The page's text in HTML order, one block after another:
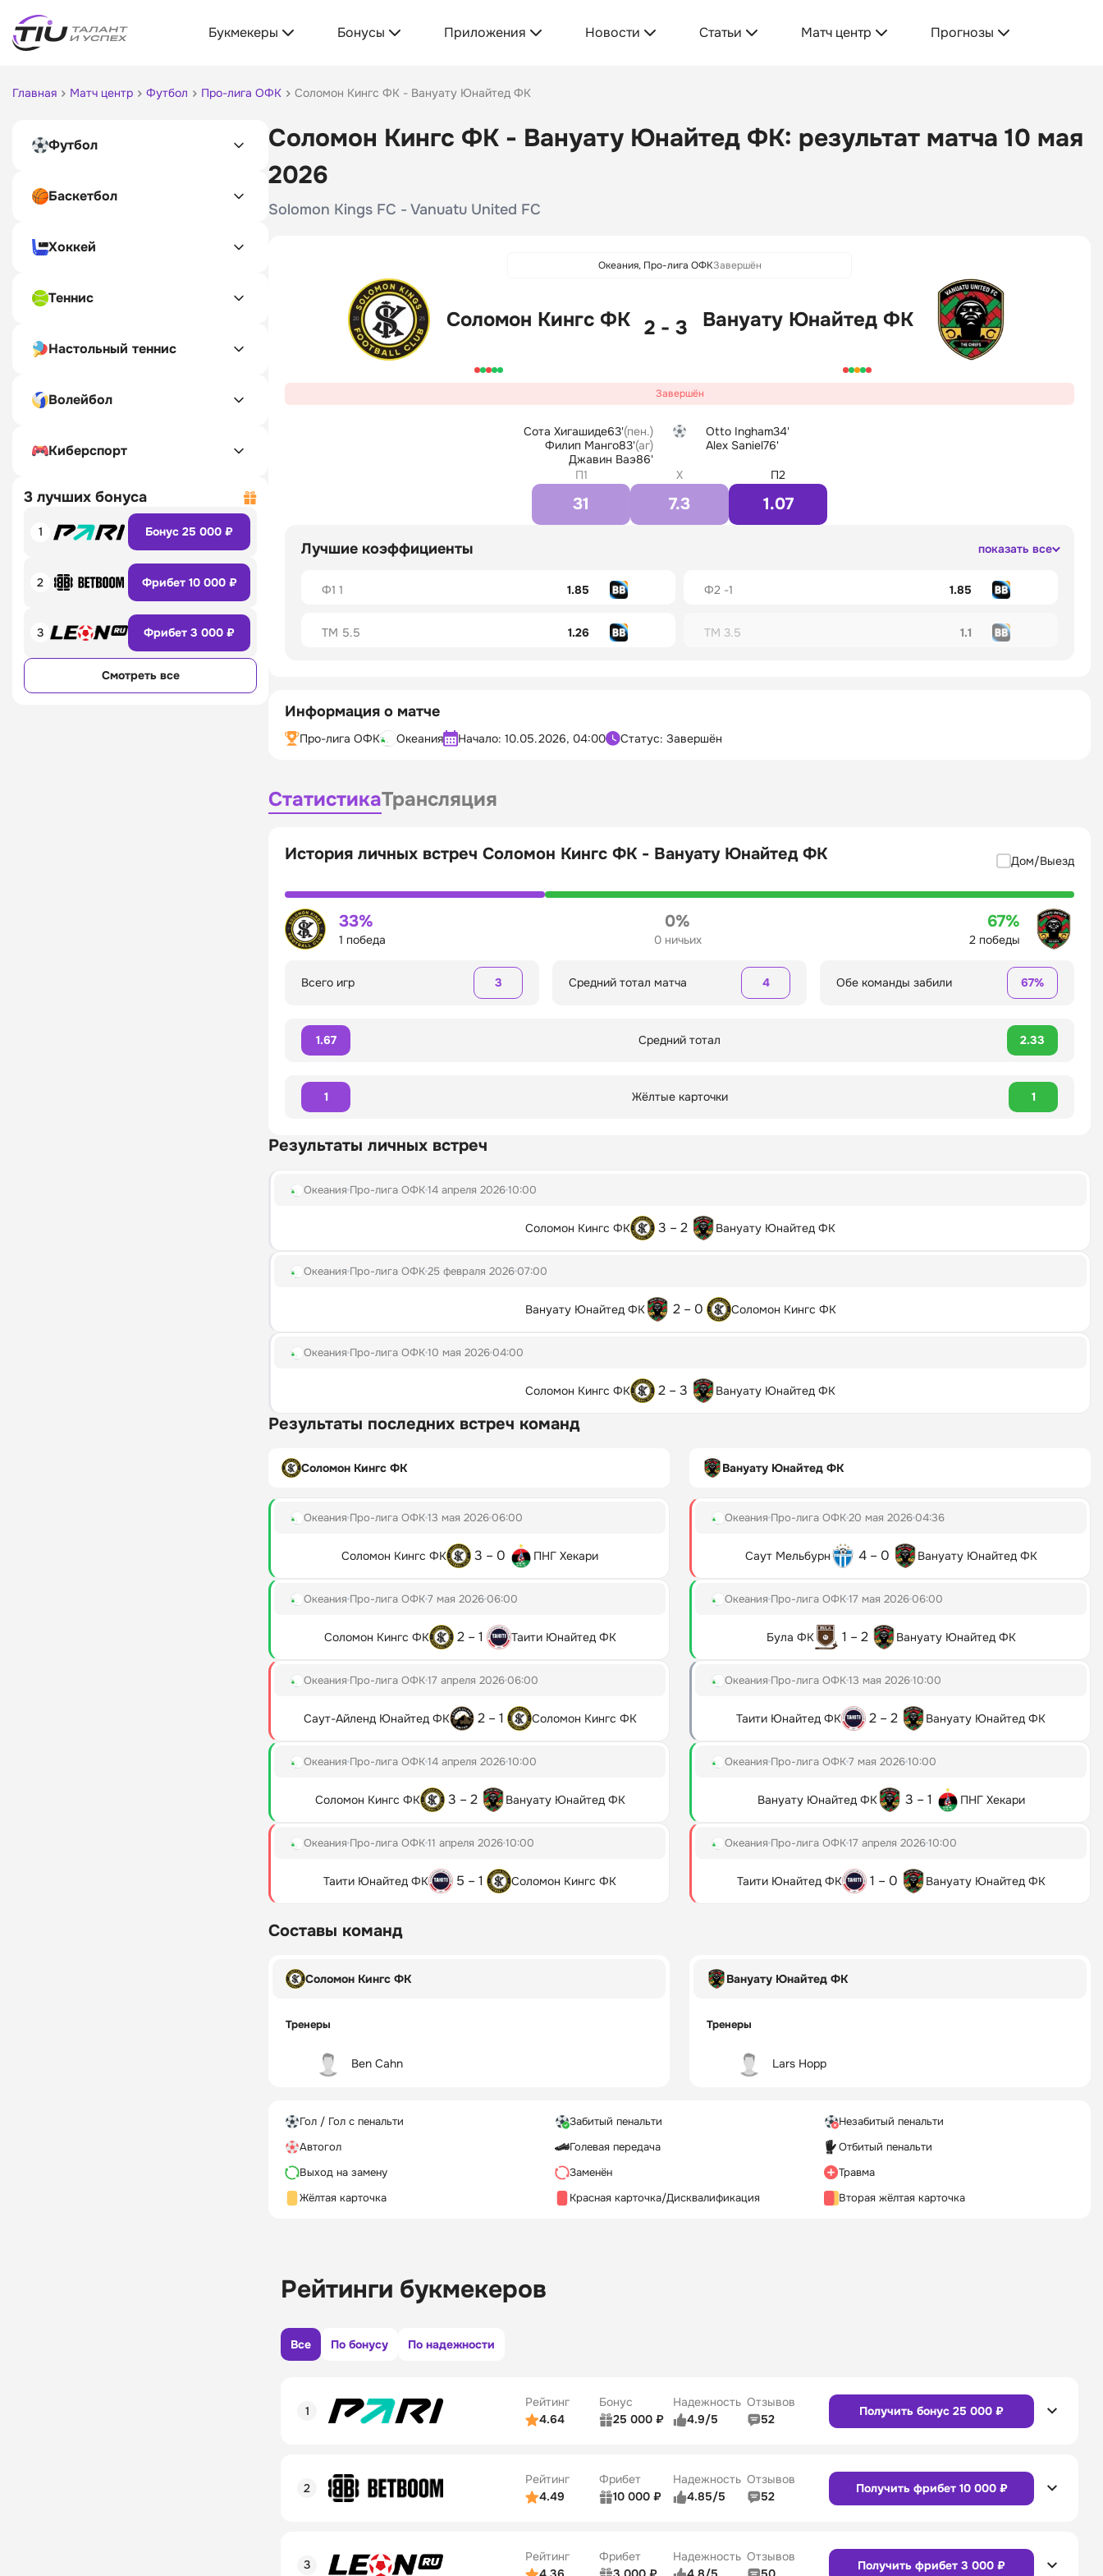
Букмекеры Бонусы Приложения Новости Статьи Матч центр Прогнозы
Главная Матч центр Футбол Про-лига ОФК Соломон Кингс ФК - Вануату Юнайтед ФК
Футбол
Баскетбол
Хоккей
Теннис
Настольный теннис
Волейбол
Киберспорт
3 лучших бонуса
1 Бонус 25 000 ₽
2 Фрибет 10 000 ₽
3 Фрибет 3 000 ₽
Смотреть все
Соломон Кингс ФК - Вануату Юнайтед ФК: результат матча 10 мая
2026
Solomon Kings FC - Vanuatu United FC
Океания, Про-лига ОФКЗавершён
Соломон Кингс ФК 2 - 3 Вануату Юнайтед ФК
Завершён
Сота Хигашиде63'(пен.)
Филип Манго83'(аг)
Джавин Ваэ86'
Otto Ingham34'
Alex Saniel76'
П1
31
X
7.3
П2
1.07
Лучшие коэффициенты показать все
Ф1 1 1.85 Ф2 -1 1.85
ТМ 5.5 1.26 ТМ 3.5 1.1
Информация о матче
Про-лига ОФК Океания Начало: 10.05.2026, 04:00 Статус: Завершён
СтатистикаТрансляция
История личных встреч Соломон Кингс ФК - Вануату Юнайтед ФК Дом/Выезд
33%
1 победа
0%
0 ничьих
67%
2 победы
Всего игр 3 Средний тотал матча 4 Обе команды забили 67%
1.67 Средний тотал 2.33
1 Жёлтые карточки 1
Результаты личных встреч
Океания Про-лига ОФК14 апреля 202610:00
Соломон Кингс ФК 3 – 2 Вануату Юнайтед ФК
Океания Про-лига ОФК25 февраля 202607:00
Вануату Юнайтед ФК 2 – 0 Соломон Кингс ФК
Океания Про-лига ОФК10 мая 202604:00
Соломон Кингс ФК 2 – 3 Вануату Юнайтед ФК
Результаты последних встреч команд
Соломон Кингс ФК
Океания Про-лига ОФК13 мая 202606:00
Соломон Кингс ФК 3 – 0 ПНГ Хекари
Океания Про-лига ОФК7 мая 202606:00
Соломон Кингс ФК 2 – 1 Таити Юнайтед ФК
Океания Про-лига ОФК17 апреля 202606:00
Саут-Айленд Юнайтед ФК 2 – 1 Соломон Кингс ФК
Океания Про-лига ОФК14 апреля 202610:00
Соломон Кингс ФК 3 – 2 Вануату Юнайтед ФК
Океания Про-лига ОФК11 апреля 202610:00
Таити Юнайтед ФК 5 – 1 Соломон Кингс ФК
Вануату Юнайтед ФК
Океания Про-лига ОФК20 мая 202604:36
Саут Мельбурн 4 – 0 Вануату Юнайтед ФК
Океания Про-лига ОФК17 мая 202606:00
Була ФК 1 – 2 Вануату Юнайтед ФК
Океания Про-лига ОФК13 мая 202610:00
Таити Юнайтед ФК 2 – 2 Вануату Юнайтед ФК
Океания Про-лига ОФК7 мая 202610:00
Вануату Юнайтед ФК 3 – 1 ПНГ Хекари
Океания Про-лига ОФК17 апреля 202610:00
Таити Юнайтед ФК 1 – 0 Вануату Юнайтед ФК
Составы команд
Соломон Кингс ФК
Тренеры
Ben Cahn
Вануату Юнайтед ФК
Тренеры
Lars Hopp
Гол / Гол с пенальти Забитый пенальти
Незабитый пенальти
Автогол
Голевая передача
Отбитый пенальти
Выход на замену
Заменён
Травма
Жёлтая карточка
Красная карточка/Дисквалификация Вторая жёлтая карточка
Рейтинги букмекеров
Все По бонусу По надежности
Рейтинг
4.64
Бонус
25 000 ₽
Надежность
4.9/5
Отзывов
52
Получить бонус 25 000 ₽
Бонусы и акции
5/5
Сайт Приложение
Рейтинг
4.49
Фрибет
10 000 ₽
Надежность
4.85/5
Отзывов
52
Получить фрибет 10 000 ₽
Бонусы и акции
5/5
Рейтинг
Фрибет
Надежность Отзывов
Получить фрибет 3 000 ₽